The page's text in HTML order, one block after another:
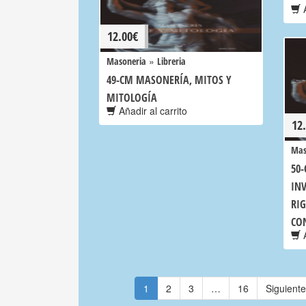
12.00€
Masoneria » Libreria
49-CM MASONERÍA, MITOS Y
MITOLOGÍA
Añadir al carrito
1 2 3 … 16